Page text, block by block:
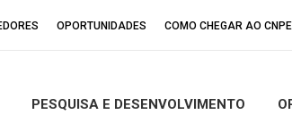
OPORTUNIDADES COMO CHEGAR AO
PESQUISA E DESENVOLVIMENTO